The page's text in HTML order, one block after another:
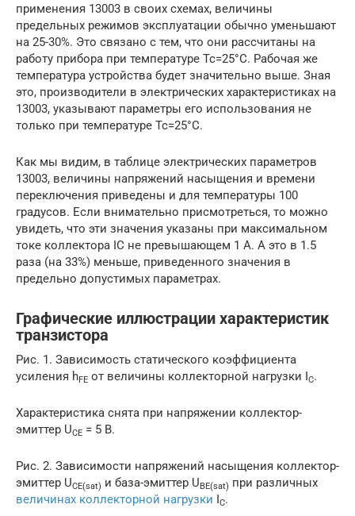
применения 13003 в своих схемах, величины
предельных режимов эксплуатации обычно уменьшают
на 25-30%. Это связано с тем, что они рассчитаны на
работу прибора при температуре Тс=25°С. Рабочая же
температура устройства будет значительно выше. Зная
это, производители в электрических характеристиках на
13003, указывают параметры его использования не
только при температуре Тс=25°С.
Как мы видим, в таблице электрических параметров
13003, величины напряжений насыщения и времени
переключения приведены и для температуры 100
градусов. Если внимательно присмотреться, то можно
увидеть, что эти значения указаны при максимальном
токе коллектора IC не превышающем 1 A. А это в 1.5
раза (на 33%) меньше, приведенного значения в
предельно допустимых параметрах.
Графические иллюстрации характеристик
транзистора
Рис. 1. Зависимость статического коэффициента
усиления hFE от величины коллекторной нагрузки IC.
Характеристика снята при напряжении коллектор-
эмиттер UCE = 5 В.
Рис. 2. Зависимости напряжений насыщения коллектор-
эмиттер UCE(sat) и база-эмиттер UBE(sat) при различных
величинах коллекторной нагрузки IC.